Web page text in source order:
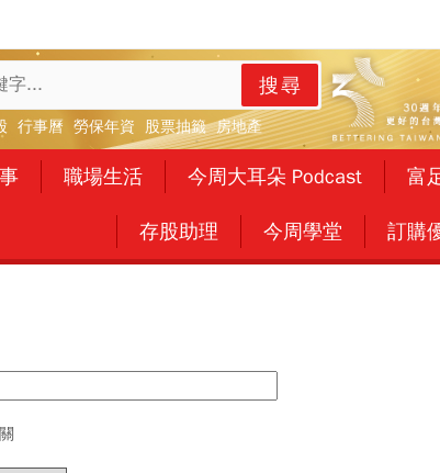
搜尋
行事曆 勞保年資 股票抽籤 房地產
職場生活 今周大耳朵 Podcast 富
存股助理 今周學堂 訂購